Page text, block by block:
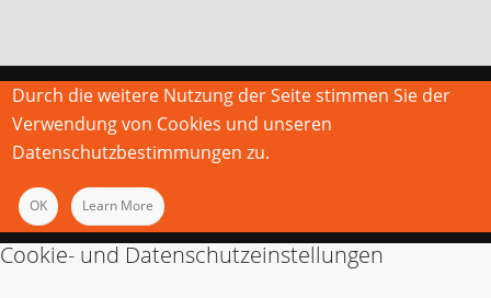
Durch die weitere Nutzung der Seite stimmen Sie der
Verwendung von Cookies und unseren
Datenschutzbestimmungen zu.
OK Learn More
Cookie- und Datenschutzeinstellungen